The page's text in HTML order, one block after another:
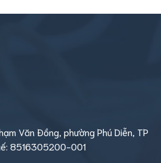
Văn Đồng, phường Phú Diễn, TP
8516305200-001